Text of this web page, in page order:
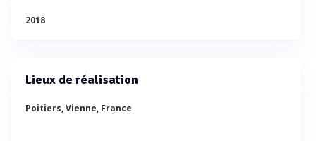
2018
Lieux de réalisation
Poitiers, Vienne, France